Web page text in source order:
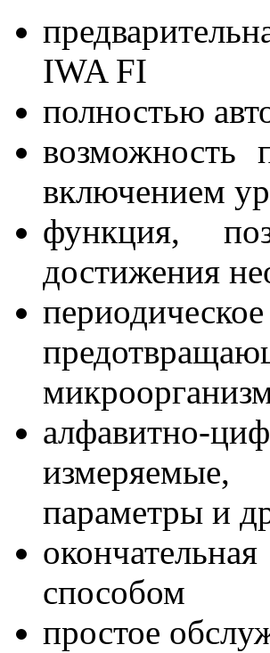
IWA FI
полностью
возможность
включением
функция,
достижения
алфавитно-
параметры и
способом
простое